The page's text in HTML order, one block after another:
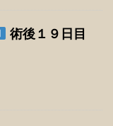
術後１９日目